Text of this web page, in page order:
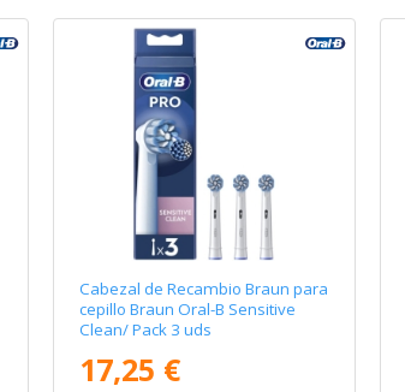
Cabezal de Recambio Braun para
cepillo Braun Oral-B Sensitive
Clean/ Pack 3 uds
17,25 €